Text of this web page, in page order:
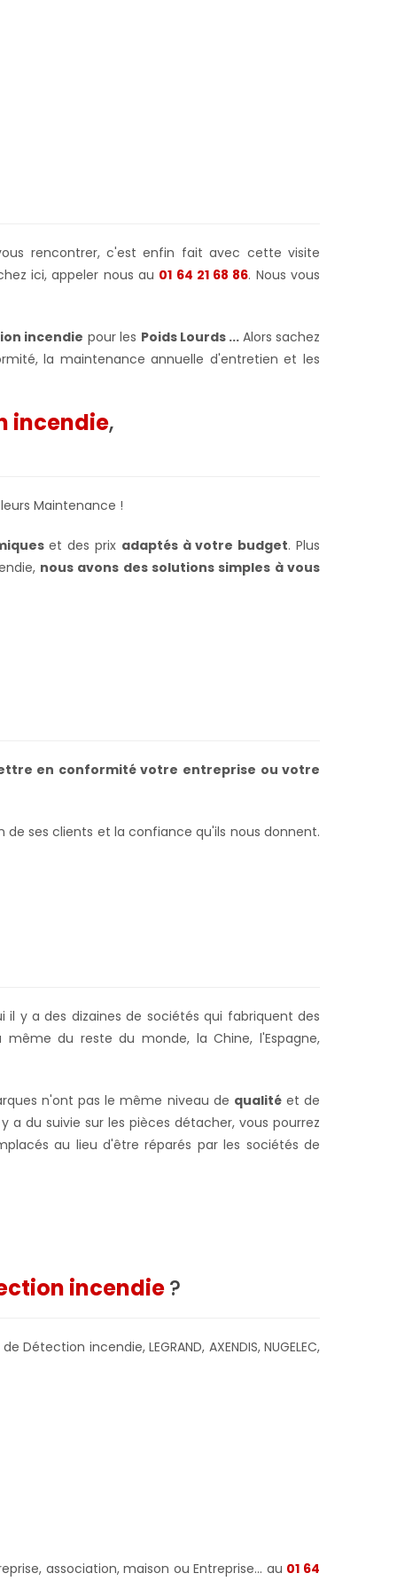
rencontrer, c'est enfin fait avec cette visite
ici, appeler nous au 01 64 21 68 86. Nous vous
incendie pour les Poids Lourds ... Alors sachez
la maintenance annuelle d'entretien et les
incendie,
Maintenance !
et des prix adaptés à votre budget. Plus
nous avons des solutions simples à vous
en conformité votre entreprise ou votre
ses clients et la confiance qu'ils nous donnent.
y a des dizaines de sociétés qui fabriquent des
du reste du monde, la Chine, l'Espagne,
n'ont pas le même niveau de qualitéet de
a du suivie sur les pièces détacher, vous pourrez
au lieu d'être réparés par les sociétés de
incendie?
incendie, LEGRAND, AXENDIS, NUGELEC,
association, maison ou Entreprise... au 01 64